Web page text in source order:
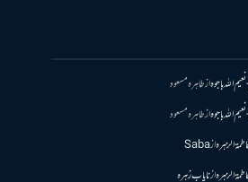
اللہ باجوہازطاہرہ مسعود
اللہ باجوہازطاہرہ مسعود
ازSaba
ازنایاب زہرہ